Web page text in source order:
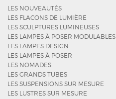
LES NOUVEAUTÉS
LES FLACONS DE LUMIÈRE
LES SCULPTURES LUMINEUSES
LES LAMPES À POSER MODULABLES
LES LAMPES DESIGN
LES LAMPES À POSER
LES NOMADES
LES GRANDS TUBES
LES SUSPENSIONS SUR MESURE
LES LUSTRES SUR MESURE